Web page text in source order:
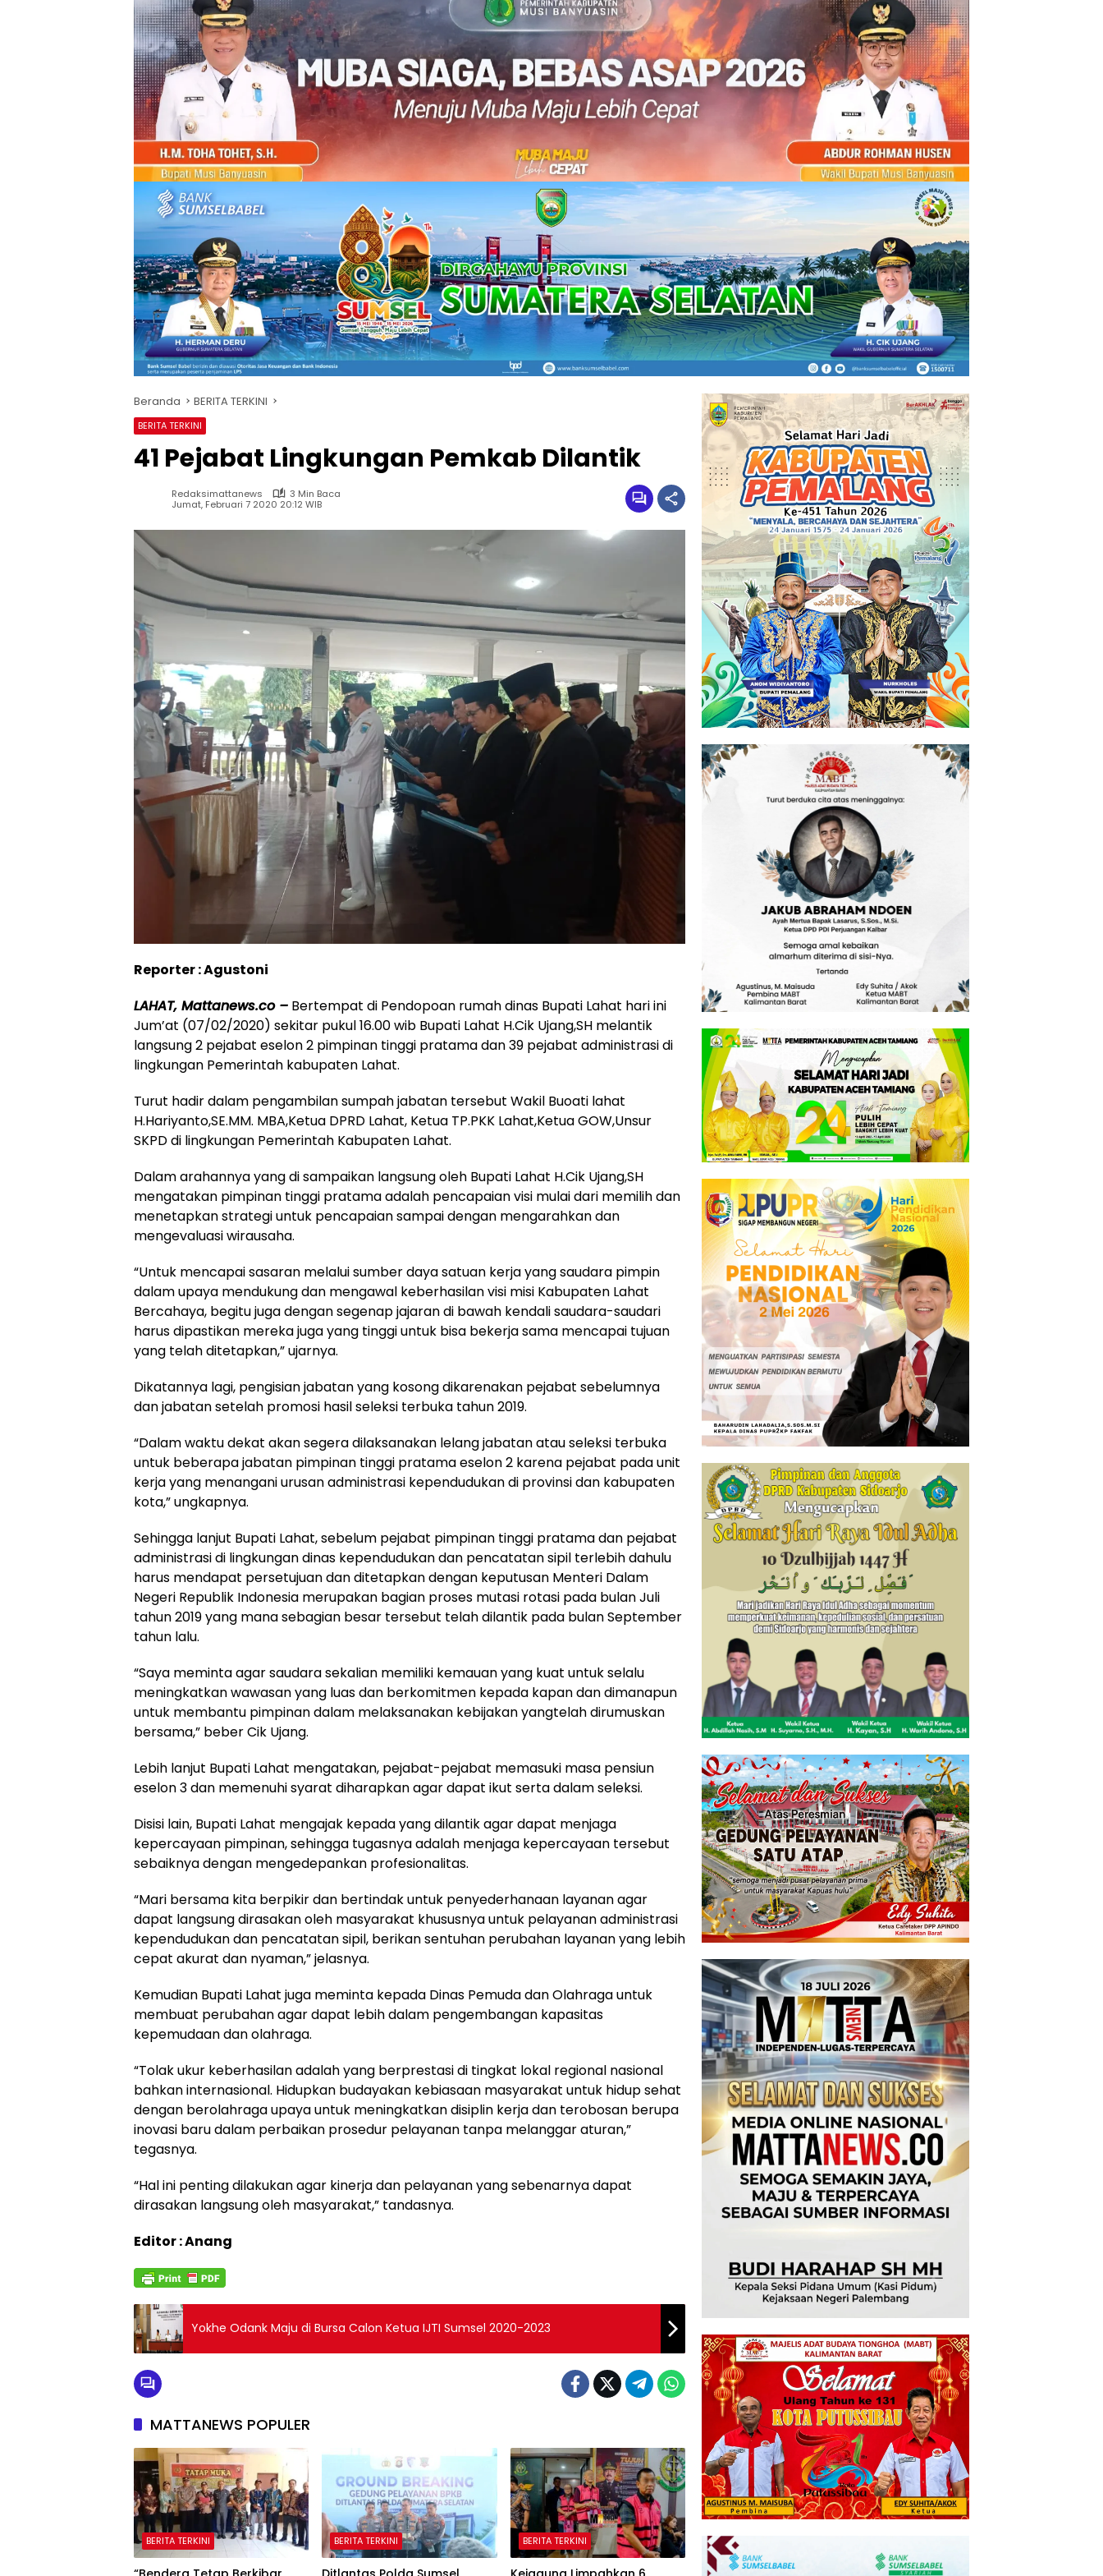
Beranda BERITA TERKINI
BERITA TERKINI
41 Pejabat Lingkungan Pemkab Dilantik
Redaksimattanews
3 Min Baca
Jumat, Februari 7 2020 20:12 WIB
Reporter : Agustoni
LAHAT, Mattanews.co – Bertempat di Pendopoan rumah dinas Bupati Lahat hari ini
Jum’at (07/02/2020) sekitar pukul 16.00 wib Bupati Lahat H.Cik Ujang,SH melantik
langsung 2 pejabat eselon 2 pimpinan tinggi pratama dan 39 pejabat administrasi di
lingkungan Pemerintah kabupaten Lahat.
Turut hadir dalam pengambilan sumpah jabatan tersebut Wakil Buoati lahat
H.Hariyanto,SE.MM. MBA,Ketua DPRD Lahat, Ketua TP.PKK Lahat,Ketua GOW,Unsur
SKPD di lingkungan Pemerintah Kabupaten Lahat.
Dalam arahannya yang di sampaikan langsung oleh Bupati Lahat H.Cik Ujang,SH
mengatakan pimpinan tinggi pratama adalah pencapaian visi mulai dari memilih dan
menetapkan strategi untuk pencapaian sampai dengan mengarahkan dan
mengevaluasi wirausaha.
“Untuk mencapai sasaran melalui sumber daya satuan kerja yang saudara pimpin
dalam upaya mendukung dan mengawal keberhasilan visi misi Kabupaten Lahat
Bercahaya, begitu juga dengan segenap jajaran di bawah kendali saudara-saudari
harus dipastikan mereka juga yang tinggi untuk bisa bekerja sama mencapai tujuan
yang telah ditetapkan,” ujarnya.
Dikatannya lagi, pengisian jabatan yang kosong dikarenakan pejabat sebelumnya
dan jabatan setelah promosi hasil seleksi terbuka tahun 2019.
“Dalam waktu dekat akan segera dilaksanakan lelang jabatan atau seleksi terbuka
untuk beberapa jabatan pimpinan tinggi pratama eselon 2 karena pejabat pada unit
kerja yang menangani urusan administrasi kependudukan di provinsi dan kabupaten
kota,” ungkapnya.
Sehingga lanjut Bupati Lahat, sebelum pejabat pimpinan tinggi pratama dan pejabat
administrasi di lingkungan dinas kependudukan dan pencatatan sipil terlebih dahulu
harus mendapat persetujuan dan ditetapkan dengan keputusan Menteri Dalam
Negeri Republik Indonesia merupakan bagian proses mutasi rotasi pada bulan Juli
tahun 2019 yang mana sebagian besar tersebut telah dilantik pada bulan September
tahun lalu.
“Saya meminta agar saudara sekalian memiliki kemauan yang kuat untuk selalu
meningkatkan wawasan yang luas dan berkomitmen kepada kapan dan dimanapun
untuk membantu pimpinan dalam melaksanakan kebijakan yangtelah dirumuskan
bersama,” beber Cik Ujang.
Lebih lanjut Bupati Lahat mengatakan, pejabat-pejabat memasuki masa pensiun
eselon 3 dan memenuhi syarat diharapkan agar dapat ikut serta dalam seleksi.
Disisi lain, Bupati Lahat mengajak kepada yang dilantik agar dapat menjaga
kepercayaan pimpinan, sehingga tugasnya adalah menjaga kepercayaan tersebut
sebaiknya dengan mengedepankan profesionalitas.
“Mari bersama kita berpikir dan bertindak untuk penyederhanaan layanan agar
dapat langsung dirasakan oleh masyarakat khususnya untuk pelayanan administrasi
kependudukan dan pencatatan sipil, berikan sentuhan perubahan layanan yang lebih
cepat akurat dan nyaman,” jelasnya.
Kemudian Bupati Lahat juga meminta kepada Dinas Pemuda dan Olahraga untuk
membuat perubahan agar dapat lebih dalam pengembangan kapasitas
kepemudaan dan olahraga.
“Tolak ukur keberhasilan adalah yang berprestasi di tingkat lokal regional nasional
bahkan internasional. Hidupkan budayakan kebiasaan masyarakat untuk hidup sehat
dengan berolahraga upaya untuk meningkatkan disiplin kerja dan terobosan berupa
inovasi baru dalam perbaikan prosedur pelayanan tanpa melanggar aturan,”
tegasnya.
“Hal ini penting dilakukan agar kinerja dan pelayanan yang sebenarnya dapat
dirasakan langsung oleh masyarakat,” tandasnya.
Editor : Anang
Yokhe Odank Maju di Bursa Calon Ketua IJTI Sumsel 2020-2023
MATTANEWS POPULER
BERITA TERKINI BERITA TERKINI BERITA TERKINI